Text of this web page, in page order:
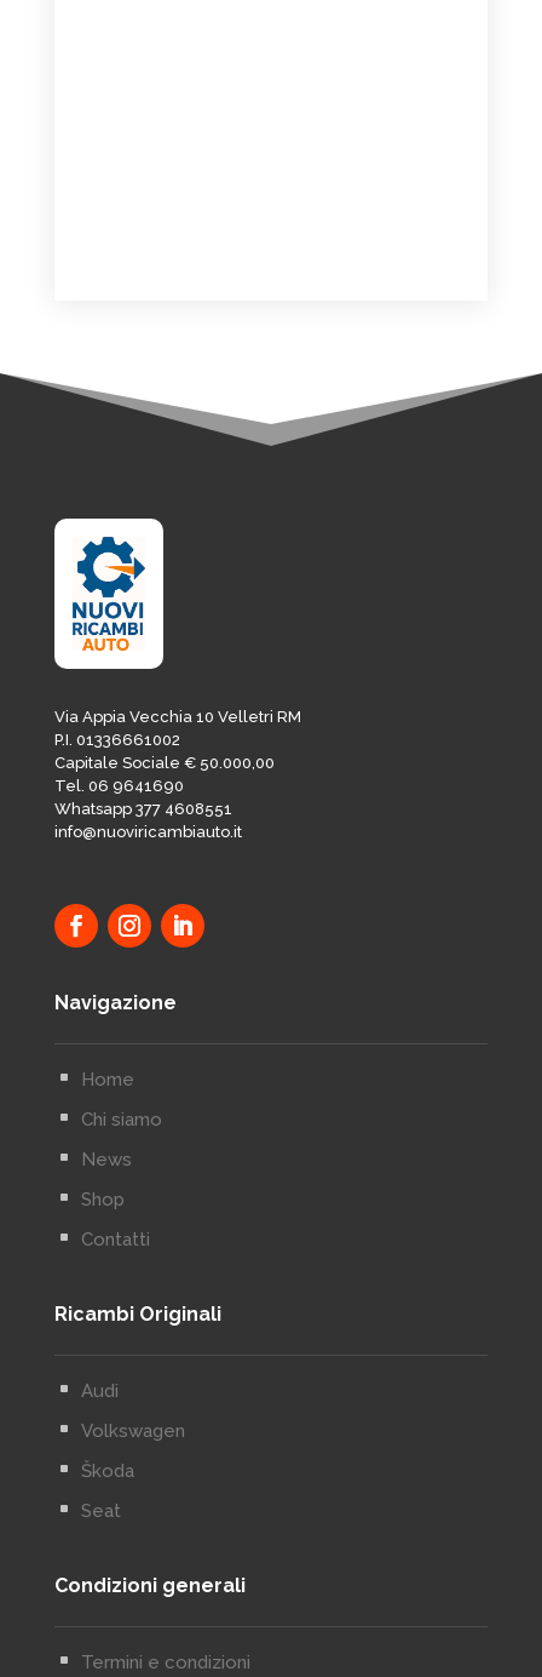
Via Appia Vecchia 10 Velletri RM
P.I. 01336661002
Capitale Sociale € 50.000,00
Tel. 06 9641690
Whatsapp 377 4608551
info@nuoviricambiauto.it
Navigazione
^ Home
^ Chi siamo
^ News
^ Shop
^ Contatti
Ricambi Originali
^ Audi
^ Volkswagen
^ Škoda
^ Seat
Condizioni generali
^ Termini e condizioni